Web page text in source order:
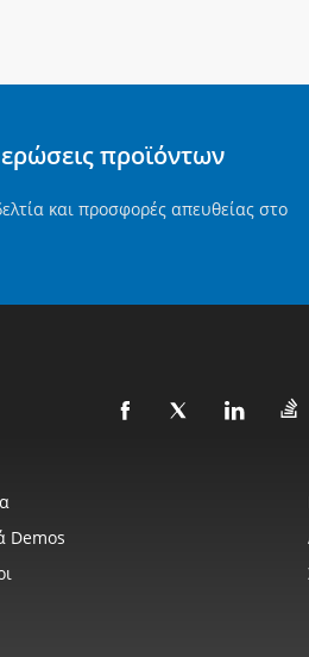
προϊόντων
και προσφορές απευθείας στο
Demos